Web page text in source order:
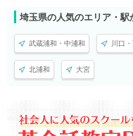
埼玉県の人気のエリア・駅
武蔵浦和・中浦和 川口
北浦和 大宮